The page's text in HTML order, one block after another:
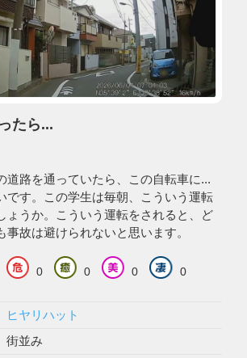
たら...
道路を通っていたら、この自転車に...
です。この学生は毎朝、こういう運転
ょうか。こういう運転をされると、ど
事故は避けられないと思います。
0 0 0 0
ヒヤリハット
街並み